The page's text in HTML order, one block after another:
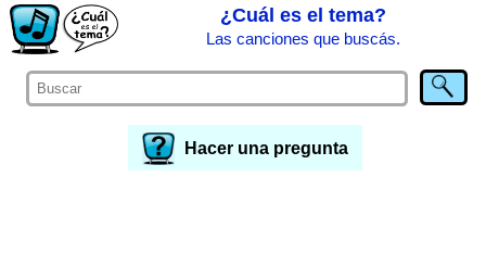
¿Cuál es el tema?
Las canciones que buscás.
Hacer una pregunta